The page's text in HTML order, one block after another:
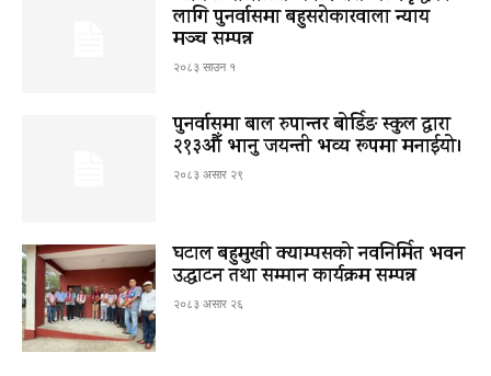
लागि पुनर्वासमा बहुसरोकारवाला न्याय
मञ्च सम्पन्न
२०८३ साउन १
पुनर्वासमा बाल रुपान्तर बोर्डिङ स्कुल द्धारा
२१३औँ भानु जयन्ती भव्य रूपमा मनाईयो।
२०८३ असार २९
घटाल बहुमुखी क्याम्पसको नवनिर्मित भवन
उद्घाटन तथा सम्मान कार्यक्रम सम्पन्न
२०८३ असार २६